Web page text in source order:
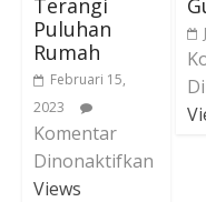
Puluhan
Rumah
Februari 15,
2023
Komentar
Dinonaktifkan
Views